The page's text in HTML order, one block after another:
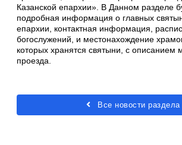
Казанской епархии». В Данном разделе
подробная информация о главных
епархии, контактная информация,
богослужений, и местонахождение
которых хранятся святыни, с описанием
проезда.
Все новости раздела